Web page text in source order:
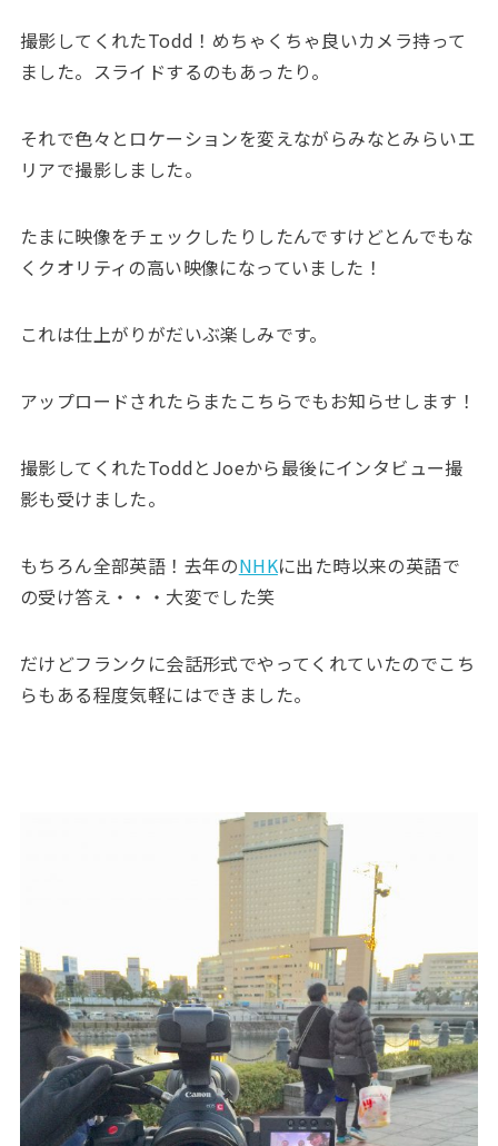
撮影してくれたTodd！めちゃくちゃ良いカメラ持って
ました。スライドするのもあったり。
それで色々とロケーションを変えながらみなとみらいエ
リアで撮影しました。
たまに映像をチェックしたりしたんですけどとんでもな
くクオリティの高い映像になっていました！
これは仕上がりがだいぶ楽しみです。
アップロードされたらまたこちらでもお知らせします！
撮影してくれたToddとJoeから最後にインタビュー撮
影も受けました。
もちろん全部英語！去年のNHKに出た時以来の英語で
の受け答え・・・大変でした笑
だけどフランクに会話形式でやってくれていたのでこち
らもある程度気軽にはできました。